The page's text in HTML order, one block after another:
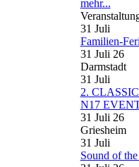
mehr...
31 Juli
Familien-
31 Juli 26
Darmstadt
31 Juli
2.
N17
31 Juli 26
Griesheim
31 Juli
Sound of